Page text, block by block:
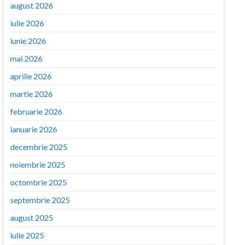
august 2026
iulie 2026
iunie 2026
mai 2026
aprilie 2026
martie 2026
februarie 2026
ianuarie 2026
decembrie 2025
noiembrie 2025
octombrie 2025
septembrie 2025
august 2025
iulie 2025